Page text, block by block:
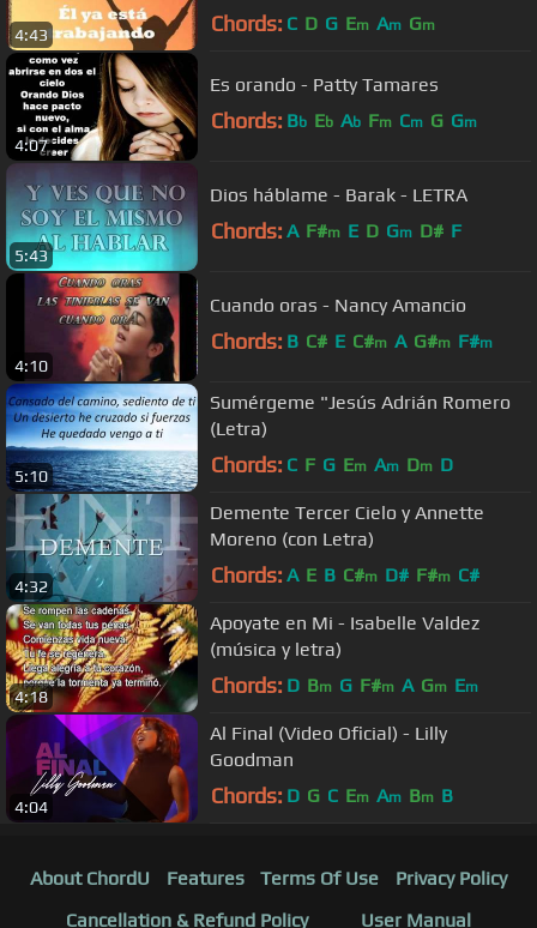
4:43 Chords: C D G Em Am Gm
4:07
Es orando - Patty Tamares
Chords: Bb Eb Ab Fm Cm G Gm
5:43
Dios háblame - Barak - LETRA
Chords: A F#m E D Gm D# F
4:10
Cuando oras - Nancy Amancio
Chords: B C# E C#m A G#m F#m
5:10
Sumérgeme "Jesús Adrián Romero
(Letra)
Chords: C F G Em Am Dm D
4:32
Demente Tercer Cielo y Annette
Moreno (con Letra)
Chords: A E B C#m D# F#m C#
4:18
Apoyate en Mi - Isabelle Valdez
(música y letra)
Chords: D Bm G F#m A Gm Em
4:04
Al Final (Video Oficial) - Lilly
Goodman
Chords: D G C Em Am Bm B
About ChordU Features Terms Of Use
Privacy Policy
Cancellation & Refund Policy
User Manual